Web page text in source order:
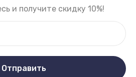
и получите скидку 10%!
Отправить